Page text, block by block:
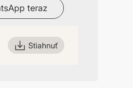
teraz
Stiahnuť